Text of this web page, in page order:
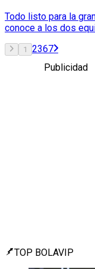
Todo listo para la
conoce a los dos
1 2367
Publicidad
TOP BOLAVIP